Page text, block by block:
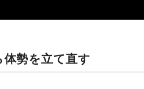
勢を立て直す